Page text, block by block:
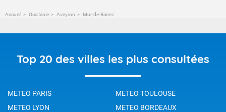
Accueil Occitanie Aveyron Mur-de-Barrez
Top 20 des villes les plus consultées
METEO PARIS
METEO TOULOUSE
METEO LYON
METEO BORDEAUX